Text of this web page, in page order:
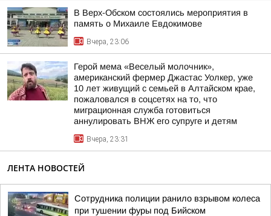
В Верх-Обском состоялись мероприятия в
память о Михаиле Евдокимове
Вчера, 23:06
Герой мема «Веселый молочник»,
американский фермер Джастас Уолкер, уже
10 лет живущий с семьей в Алтайском крае,
пожаловался в соцсетях на то, что
миграционная служба готовиться
аннулировать ВНЖ его супруге и детям
Вчера, 23:31
ЛЕНТА НОВОСТЕЙ
Сотрудника полиции ранило взрывом колеса
при тушении фуры под Бийском